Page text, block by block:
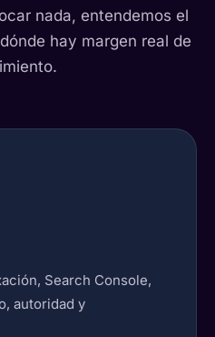
nada, entendemos el
hay margen real de
Search Console,
autoridad y